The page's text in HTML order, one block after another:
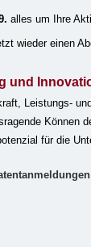
alles um Ihre
wieder einen
und
Leistungs-
Können
für die